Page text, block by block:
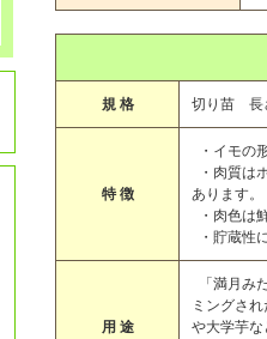
規 格 切り苗
特 徴
・イモの
・肉質は
あります。
・肉色は
・貯蔵性
用 途
「満月み
ミングさ
や大学芋な